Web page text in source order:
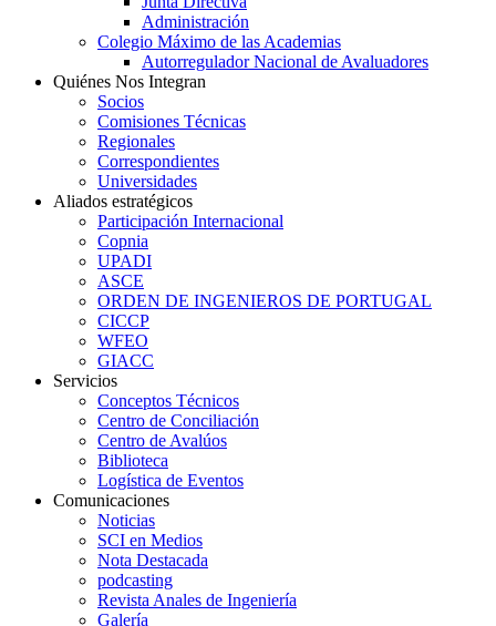
Administración
Colegio Máximo de las Academias
Autorregulador Nacional de Avaluadores
Quiénes Nos Integran
Socios
Comisiones Técnicas
Regionales
Correspondientes
Universidades
Aliados estratégicos
Participación Internacional
Copnia
UPADI
ASCE
ORDEN DE INGENIEROS DE PORTUGAL
CICCP
WFEO
GIACC
Servicios
Conceptos Técnicos
Centro de Conciliación
Centro de Avalúos
Biblioteca
Logística de Eventos
Comunicaciones
Noticias
SCI en Medios
Nota Destacada
podcasting
Revista Anales de Ingeniería
Galería